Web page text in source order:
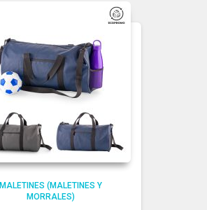
MALETINES (MALETINES Y
MORRALES)